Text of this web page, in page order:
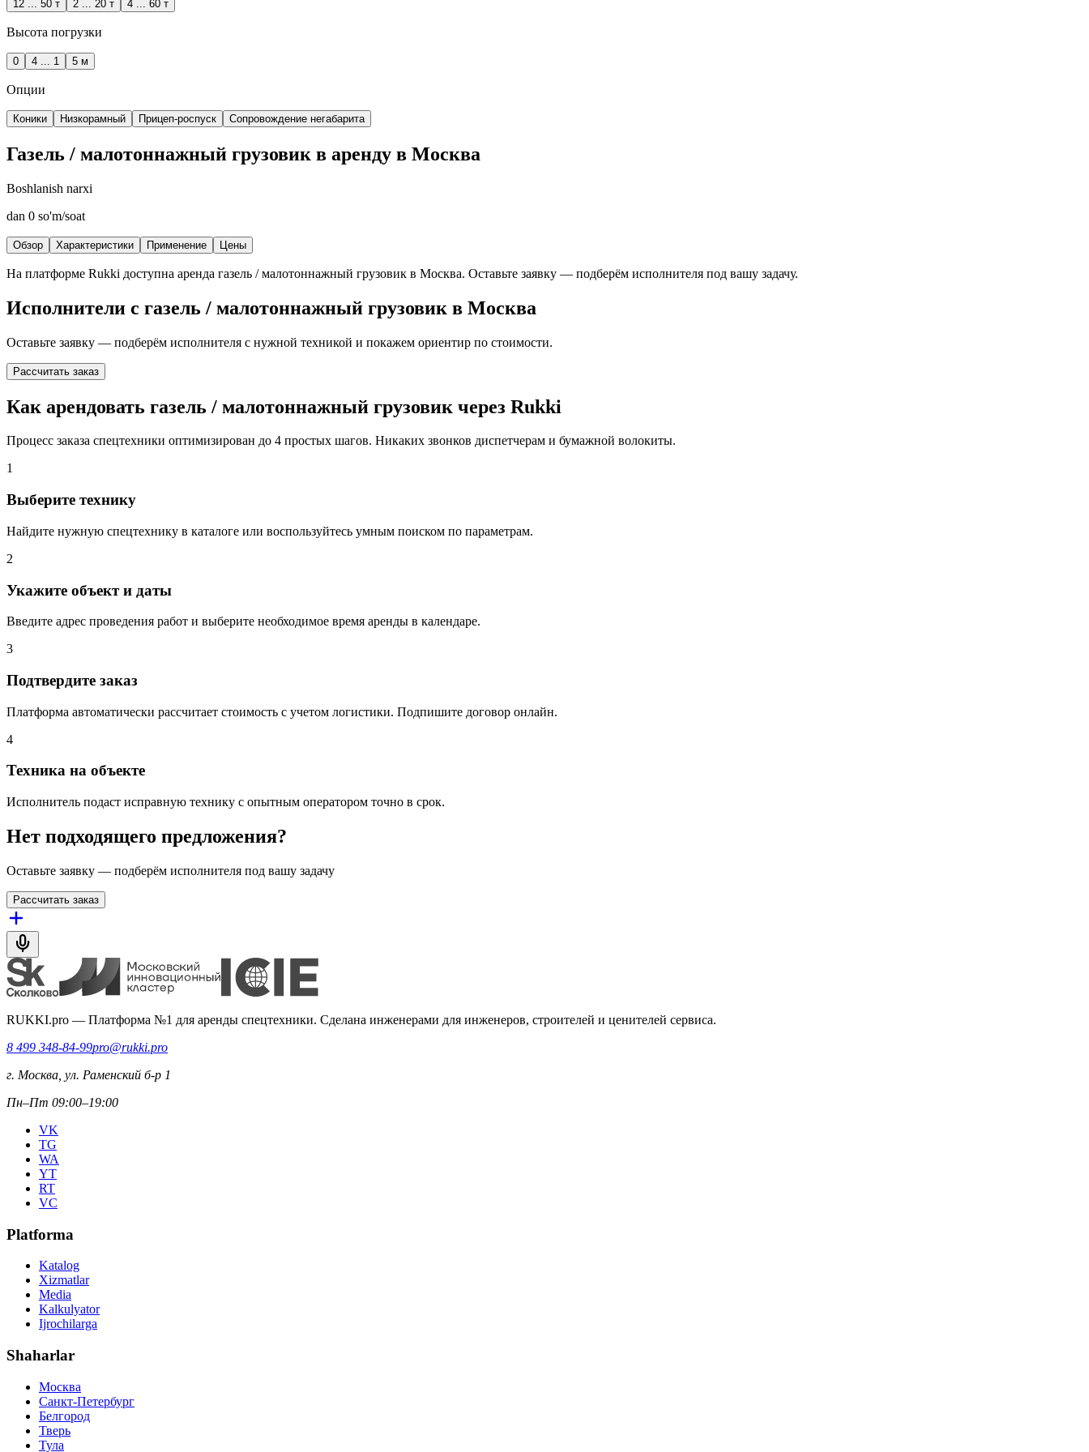
12 ... 50 т 2 ... 20 т 4 ... 60 т
Высота погрузки
0 4 ... 1 5 м
Опции
Коники Низкорамный Прицеп-роспуск Сопровождение негабарита
Газель / малотоннажный грузовик в аренду в Москва
Boshlanish narxi
dan 0 so'm/soat
Обзор Характеристики Применение Цены
На платформе Rukki доступна аренда газель / малотоннажный грузовик в Москва. Оставьте заявку — подберём исполнителя под вашу задачу.
Исполнители с газель / малотоннажный грузовик в Москва
Оставьте заявку — подберём исполнителя с нужной техникой и покажем ориентир по стоимости.
Рассчитать заказ
Как арендовать газель / малотоннажный грузовик через Rukki
Процесс заказа спецтехники оптимизирован до 4 простых шагов. Никаких звонков диспетчерам и бумажной волокиты.
1
Выберите технику
Найдите нужную спецтехнику в каталоге или воспользуйтесь умным поиском по параметрам.
2
Укажите объект и даты
Введите адрес проведения работ и выберите необходимое время аренды в календаре.
3
Подтвердите заказ
Платформа автоматически рассчитает стоимость с учетом логистики. Подпишите договор онлайн.
4
Техника на объекте
Исполнитель подаст исправную технику с опытным оператором точно в срок.
Нет подходящего предложения?
Оставьте заявку — подберём исполнителя под вашу задачу
Рассчитать заказ
RUKKI.pro — Платформа №1 для аренды спецтехники. Сделана инженерами для инженеров, строителей и ценителей сервиса.
8 499 348-84-99pro@rukki.pro
г. Москва, ул. Раменский б-р 1
Пн–Пт 09:00–19:00
VK
TG
WA
YT
RT
VC
Platforma
Katalog
Xizmatlar
Media
Kalkulyator
Ijrochilarga
Shaharlar
Москва
Санкт-Петербург
Белгород
Тверь
Тула